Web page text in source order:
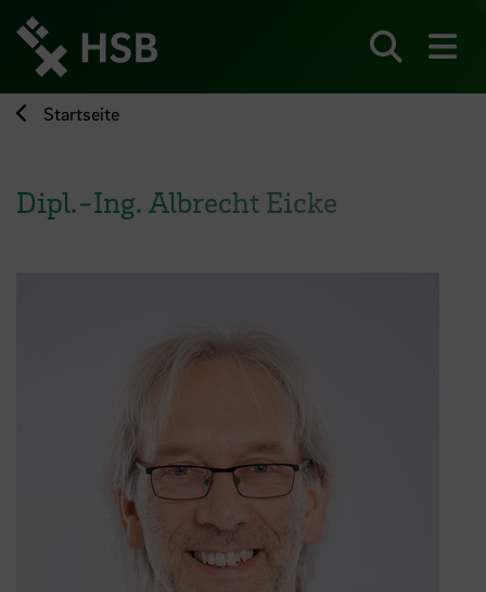
zum
Seiteninhalt
springen
Startseite
Dipl.-Ing. Albrecht Eicke